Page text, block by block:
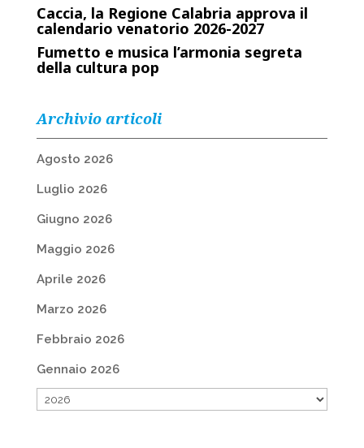
Caccia, la Regione Calabria approva il
calendario venatorio 2026-2027
Fumetto e musica l’armonia segreta
della cultura pop
Archivio articoli
Agosto 2026
Luglio 2026
Giugno 2026
Maggio 2026
Aprile 2026
Marzo 2026
Febbraio 2026
Gennaio 2026